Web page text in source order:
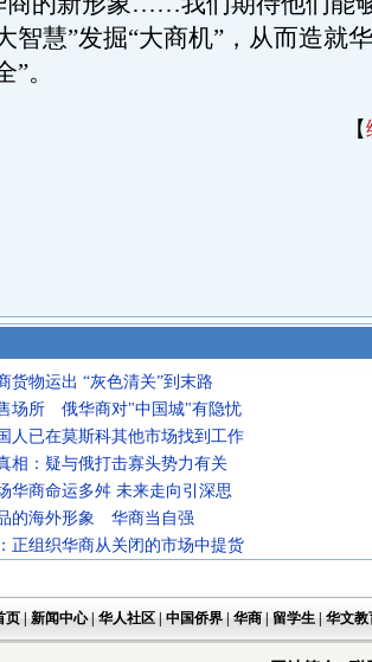
智慧”发掘“大商机”，从而造就
”。
【
货物运出 “灰色清关”到末路
场所 俄华商对"中国城"有隐忧
人已在莫斯科其他市场找到工作
相：疑与俄打击寡头势力有关
华商命运多舛 未来走向引深思
的海外形象 华商当自强
正组织华商从关闭的市场中提货
页| 新闻中心| 华人社区| 中国侨界| 华商| 留学生| 华文教